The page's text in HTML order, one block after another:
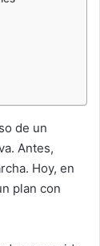
de un
Antes,
Hoy, en
plan con